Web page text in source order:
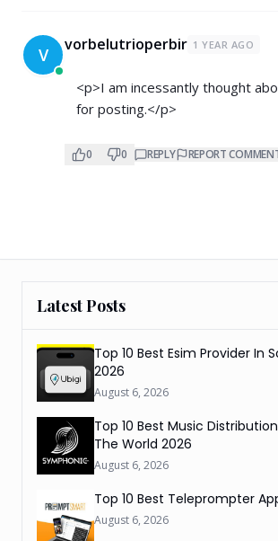
V vorbelutrioperbir 1 YEAR AGO
<p>I am incessantly thought
for posting.</p>
0 0 REPLY REPORT
Latest Posts
Top 10 Best Esim Provider In
2026
August 6, 2026
Top 10 Best Music
The World 2026
August 6, 2026
Top 10 Best Teleprompter
August 6, 2026